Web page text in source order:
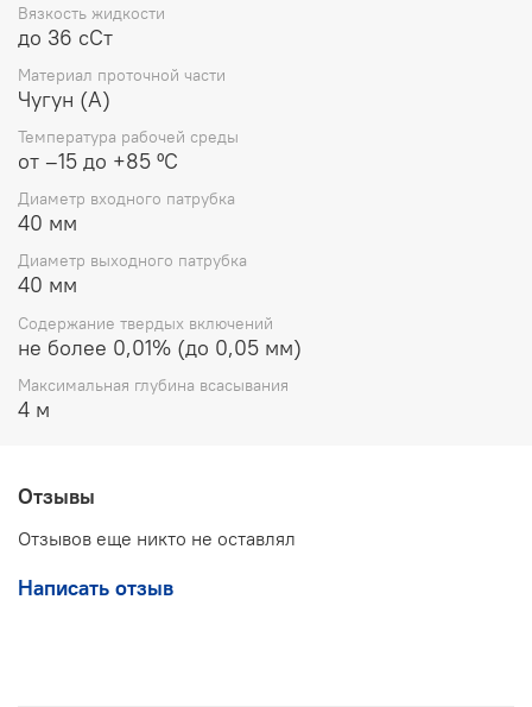
мин.
Механические ограничения:
содержание твердых неабразивных включений не
более 0,01% по массе, с максимальным размером
Технические спецификации:
Тип оборудования
Температурный
Присоединительные
размеры
Вход/Выход: 40 мм
Габаритные размеры
Масса агрегата
продолжительном режиме работы в составе систем
ирригационных установок.
Вязкость жидкости
до 36 сСт
Материал проточной части
Чугун (А)
Температура рабочей среды
от –15 до +85 ºC
Диаметр входного патрубка
40 мм
Диаметр выходного патрубка
40 мм
Содержание твердых включений
не более 0,01% (до 0,05 мм)
Максимальная глубина всасывания
4 м
Отзывы
Отзывов еще никто не оставлял
Написать отзыв